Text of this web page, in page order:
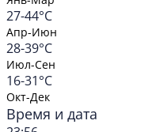
27-44°C
Апр-Июн
28-39°C
Июл-Сен
16-31°C
Окт-Дек
Время и дата